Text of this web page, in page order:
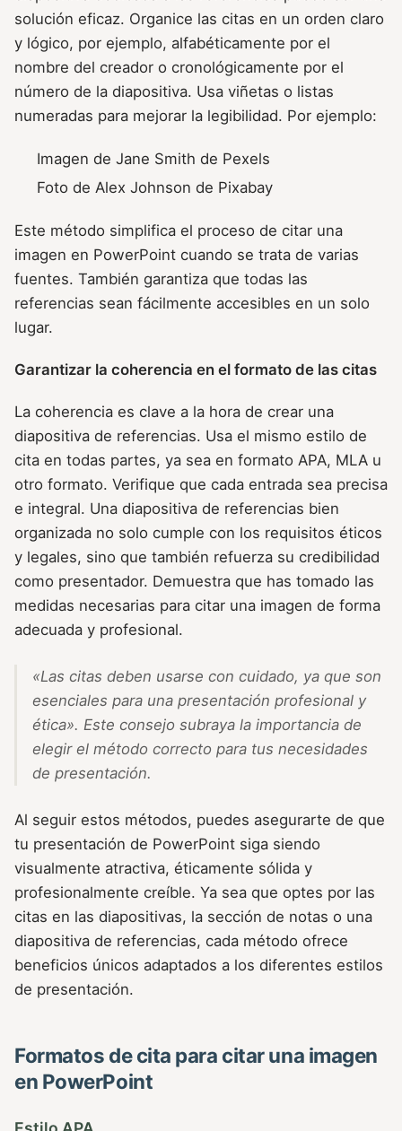
solución eficaz. Organice las citas en un orden claro
y lógico, por ejemplo, alfabéticamente por el
nombre del creador o cronológicamente por el
número de la diapositiva. Usa viñetas o listas
numeradas para mejorar la legibilidad. Por ejemplo:
Imagen de Jane Smith de Pexels
Foto de Alex Johnson de Pixabay
Este método simplifica el proceso de citar una
imagen en PowerPoint cuando se trata de varias
fuentes. También garantiza que todas las
referencias sean fácilmente accesibles en un solo
lugar.
Garantizar la coherencia en el formato de las citas
La coherencia es clave a la hora de crear una
diapositiva de referencias. Usa el mismo estilo de
cita en todas partes, ya sea en formato APA, MLA u
otro formato. Verifique que cada entrada sea precisa
e integral. Una diapositiva de referencias bien
organizada no solo cumple con los requisitos éticos
y legales, sino que también refuerza su credibilidad
como presentador. Demuestra que has tomado las
medidas necesarias para citar una imagen de forma
adecuada y profesional.
«Las citas deben usarse con cuidado, ya que son
esenciales para una presentación profesional y
ética». Este consejo subraya la importancia de
elegir el método correcto para tus necesidades
de presentación.
Al seguir estos métodos, puedes asegurarte de que
tu presentación de PowerPoint siga siendo
visualmente atractiva, éticamente sólida y
profesionalmente creíble. Ya sea que optes por las
citas en las diapositivas, la sección de notas o una
diapositiva de referencias, cada método ofrece
beneficios únicos adaptados a los diferentes estilos
de presentación.
Formatos de cita para citar una imagen
en PowerPoint